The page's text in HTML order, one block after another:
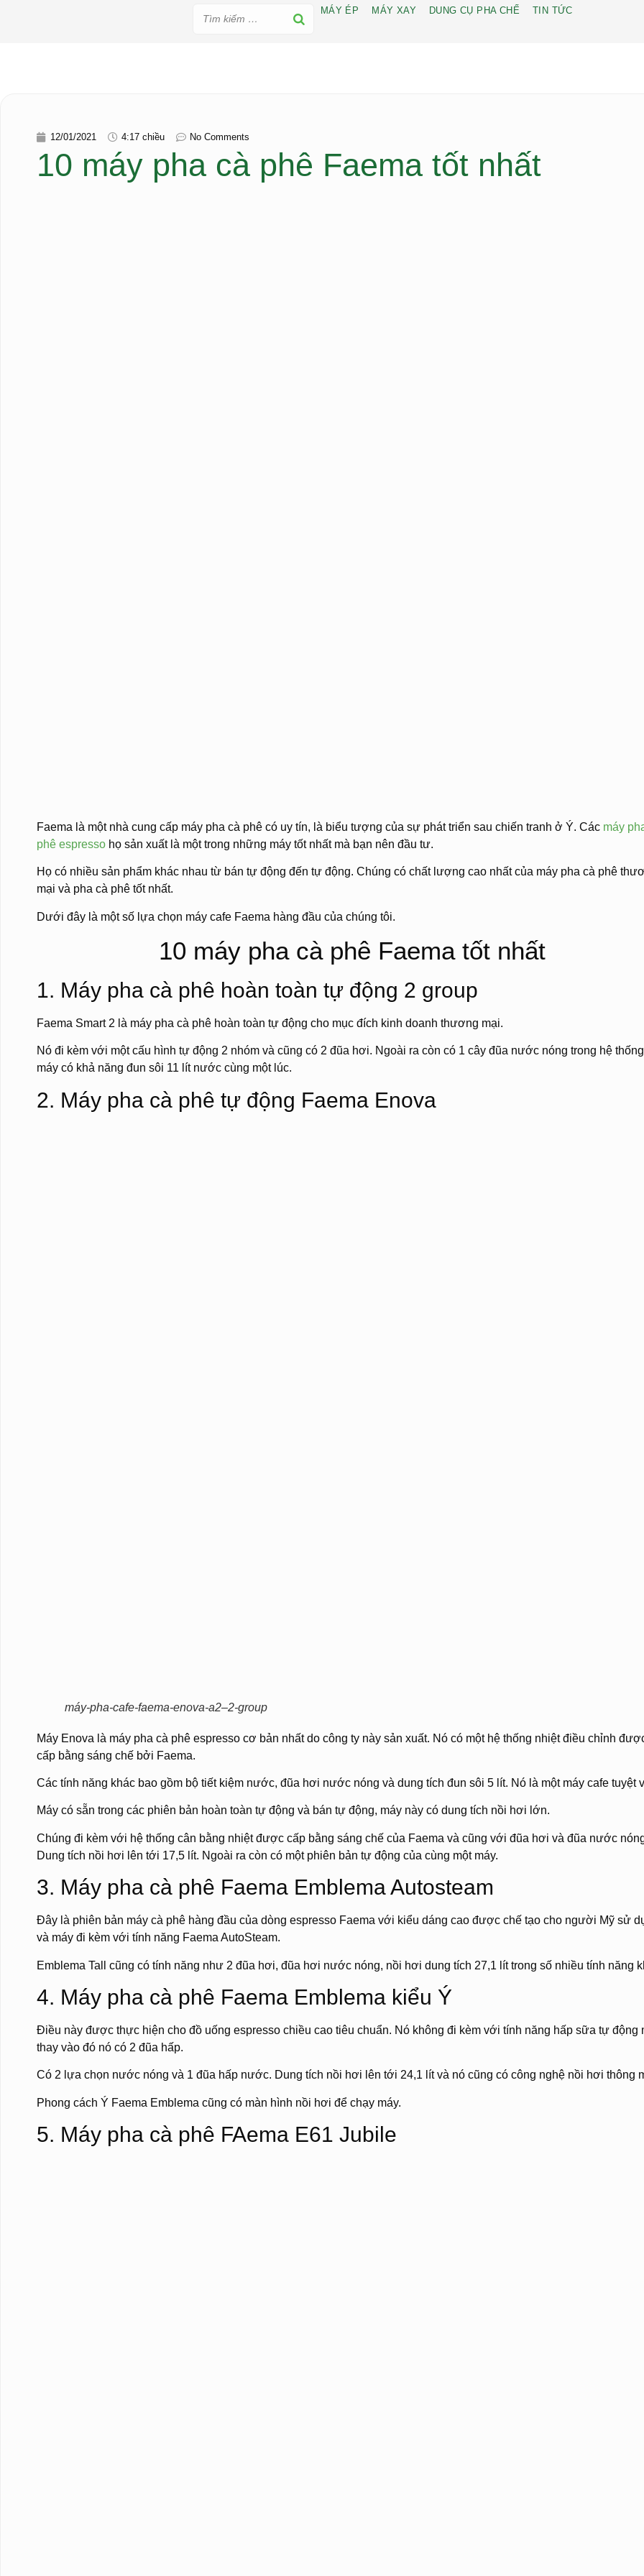
MÁY ÉP MÁY XAY DUNG CỤ PHA CHẾ TIN TỨC
12/01/2021 4:17 chiều No Comments
10 máy pha cà phê Faema tốt nhất
Faema là một nhà cung cấp máy pha cà phê có uy tín, là biểu tượng của sự phát triển sau chiến tranh ở Ý. Các máy
phê espresso họ sản xuất là một trong những máy tốt nhất mà bạn nên đầu tư.
Họ có nhiều sản phẩm khác nhau từ bán tự động đến tự động. Chúng có chất lượng cao nhất của máy pha cà phê
mại và pha cà phê tốt nhất.
Dưới đây là một số lựa chọn máy cafe Faema hàng đầu của chúng tôi.
10 máy pha cà phê Faema tốt nhất
1. Máy pha cà phê hoàn toàn tự động 2 group
Faema Smart 2 là máy pha cà phê hoàn toàn tự động cho mục đích kinh doanh thương mại.
Nó đi kèm với một cấu hình tự động 2 nhóm và cũng có 2 đũa hơi. Ngoài ra còn có 1 cây đũa nước nóng trong hệ
máy có khả năng đun sôi 11 lít nước cùng một lúc.
2. Máy pha cà phê tự động Faema Enova
máy-pha-cafe-faema-enova-a2–2-group
Máy Enova là máy pha cà phê espresso cơ bản nhất do công ty này sản xuất. Nó có một hệ thống nhiệt điều chỉnh
cấp bằng sáng chế bởi Faema.
Các tính năng khác bao gồm bộ tiết kiệm nước, đũa hơi nước nóng và dung tích đun sôi 5 lít. Nó là một máy cafe tuyệt
Máy có sẵn trong các phiên bản hoàn toàn tự động và bán tự động, máy này có dung tích nồi hơi lớn.
Chúng đi kèm với hệ thống cân bằng nhiệt được cấp bằng sáng chế của Faema và cũng với đũa hơi và đũa nước
Dung tích nồi hơi lên tới 17,5 lít. Ngoài ra còn có một phiên bản tự động của cùng một máy.
3. Máy pha cà phê Faema Emblema Autosteam
Đây là phiên bản máy cà phê hàng đầu của dòng espresso Faema với kiểu dáng cao được chế tạo cho người Mỹ sử
và máy đi kèm với tính năng Faema AutoSteam.
Emblema Tall cũng có tính năng như 2 đũa hơi, đũa hơi nước nóng, nồi hơi dung tích 27,1 lít trong số nhiều tính năng
4. Máy pha cà phê Faema Emblema kiểu Ý
Điều này được thực hiện cho đồ uống espresso chiều cao tiêu chuẩn. Nó không đi kèm với tính năng hấp sữa tự động
thay vào đó nó có 2 đũa hấp.
Có 2 lựa chọn nước nóng và 1 đũa hấp nước. Dung tích nồi hơi lên tới 24,1 lít và nó cũng có công nghệ nồi hơi thông
Phong cách Ý Faema Emblema cũng có màn hình nồi hơi để chạy máy.
5. Máy pha cà phê FAema E61 Jubile